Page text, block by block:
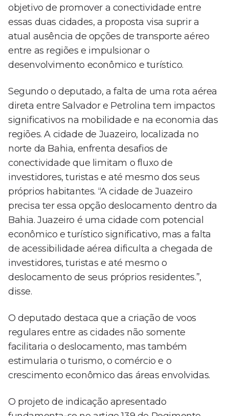
objetivo de promover a conectividade entre
essas duas cidades, a proposta visa suprir a
atual ausência de opções de transporte aéreo
entre as regiões e impulsionar o
desenvolvimento econômico e turístico.
Segundo o deputado, a falta de uma rota aérea
direta entre Salvador e Petrolina tem impactos
significativos na mobilidade e na economia das
regiões. A cidade de Juazeiro, localizada no
norte da Bahia, enfrenta desafios de
conectividade que limitam o fluxo de
investidores, turistas e até mesmo dos seus
próprios habitantes. “A cidade de Juazeiro
precisa ter essa opção deslocamento dentro da
Bahia. Juazeiro é uma cidade com potencial
econômico e turístico significativo, mas a falta
de acessibilidade aérea dificulta a chegada de
investidores, turistas e até mesmo o
deslocamento de seus próprios residentes.”,
disse.
O deputado destaca que a criação de voos
regulares entre as cidades não somente
facilitaria o deslocamento, mas também
estimularia o turismo, o comércio e o
crescimento econômico das áreas envolvidas.
O projeto de indicação apresentado